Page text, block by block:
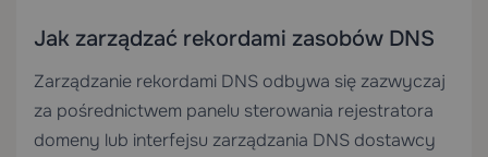
Jak zarządzać rekordami zasobów DNS
Zarządzanie rekordami DNS odbywa się zazwyczaj
za pośrednictwem panelu sterowania rejestratora
domeny lub interfejsu zarządzania DNS dostawcy